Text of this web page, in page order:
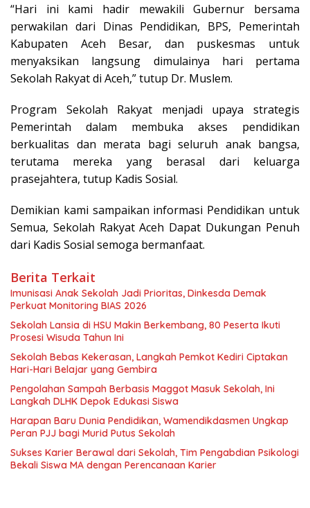
“Hari ini kami hadir mewakili Gubernur bersama
perwakilan dari Dinas Pendidikan, BPS, Pemerintah
Kabupaten Aceh Besar, dan puskesmas untuk
menyaksikan langsung dimulainya hari pertama
Sekolah Rakyat di Aceh,” tutup Dr. Muslem.
Program Sekolah Rakyat menjadi upaya strategis
Pemerintah dalam membuka akses pendidikan
berkualitas dan merata bagi seluruh anak bangsa,
terutama mereka yang berasal dari keluarga
prasejahtera, tutup Kadis Sosial.
Demikian kami sampaikan informasi Pendidikan untuk
Semua, Sekolah Rakyat Aceh Dapat Dukungan Penuh
dari Kadis Sosial semoga bermanfaat.
Berita Terkait
Imunisasi Anak Sekolah Jadi Prioritas, Dinkesda Demak
Perkuat Monitoring BIAS 2026
Sekolah Lansia di HSU Makin Berkembang, 80 Peserta Ikuti
Prosesi Wisuda Tahun Ini
Sekolah Bebas Kekerasan, Langkah Pemkot Kediri Ciptakan
Hari-Hari Belajar yang Gembira
Pengolahan Sampah Berbasis Maggot Masuk Sekolah, Ini
Langkah DLHK Depok Edukasi Siswa
Harapan Baru Dunia Pendidikan, Wamendikdasmen Ungkap
Peran PJJ bagi Murid Putus Sekolah
Sukses Karier Berawal dari Sekolah, Tim Pengabdian Psikologi
Bekali Siswa MA dengan Perencanaan Karier